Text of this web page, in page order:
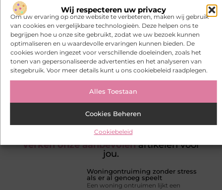
Wij respecteren uw privacy
Om uw ervaring op onze website te verbeteren, maken wij gebruik
van cookies en vergelijkbare technologieën. Deze helpen ons te
begrijpen hoe u onze site gebruikt, zodat we uw bezoek kunnen
optimaliseren en u waardevolle ervaringen kunnen bieden. De
cookies worden ingezet voor verschillende doeleinden, zoals het
tonen van gepersonaliseerde advertenties en het analyseren van
sitegebruik. Voor meer details kunt u ons cookiebeleid raadplegen.
Alles Toestaan
Cookies Beheren
Cookiebeleid
meest passende en toekomstbestendige
oplossing.
Goed artikel? Deel hem dan op:
Email
Verken onze aanbevolenartikelen voor
jou.
Woningontruiming zonder stress
als er al genoeg speelt
Een woning ontruimen lijkt een